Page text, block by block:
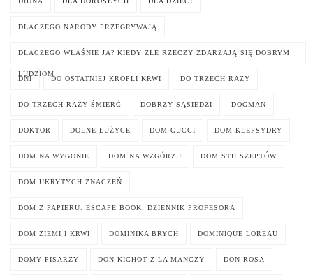
DLACZEGO NARODY PRZEGRYWAJĄ
DLACZEGO WŁAŚNIE JA? KIEDY ZŁE RZECZY ZDARZAJĄ SIĘ DOBRYM
LUDZIOM
DNI DO OSTATNIEJ KROPLI KRWI DO TRZECH RAZY
DO TRZECH RAZY ŚMIERĆ DOBRZY SĄSIEDZI DOGMAN
DOKTOR DOLNE ŁUŻYCE DOM GUCCI DOM KLEPSYDRY
DOM NA WYGONIE DOM NA WZGÓRZU DOM STU SZEPTÓW
DOM UKRYTYCH ZNACZEŃ
DOM Z PAPIERU. ESCAPE BOOK. DZIENNIK PROFESORA
DOM ZIEMI I KRWI DOMINIKA BRYCH DOMINIQUE LOREAU
DOMY PISARZY DON KICHOT Z LA MANCZY DON ROSA